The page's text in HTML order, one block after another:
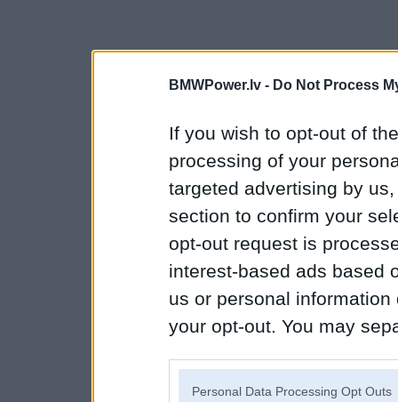
BMWPower.lv - Do Not Process
If you wish to opt-out of
processing of your
targeted advertising by
section to confirm your
opt-out request is
interest-based ads based
us or personal
your opt-out. You may
Personal Data Processing Opt Outs